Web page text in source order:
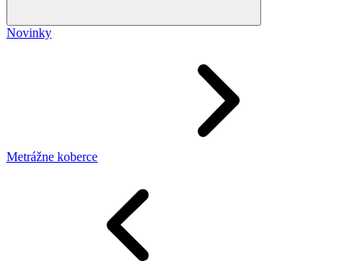
Novinky
Metrážne koberce